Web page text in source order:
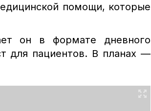
помощи, которые
он в формате дневного
для пациентов. В планах —